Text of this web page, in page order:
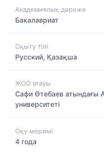
Академиялық дәреже
Бакалавриат
Оқыту тілі
Русский, Қазақша
ЖОО атауы
Сафи Өтебаев атындағы
университеті
Оқу мерзімі
4 года